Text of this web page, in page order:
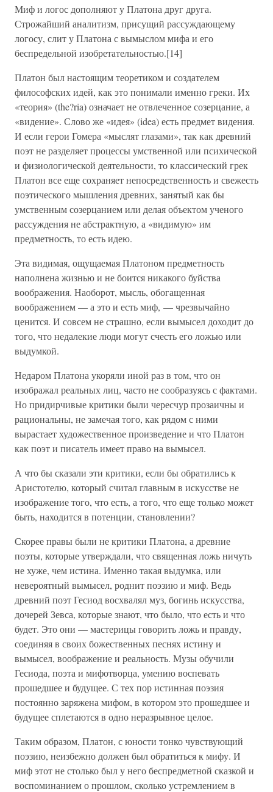
Миф и логос дополняют у Платона друг друга.
Строжайший аналитизм, присущий рассуждающему
логосу, слит у Платона с вымыслом мифа и его
беспредельной изобретательностью.[14]
Платон был настоящим теоретиком и создателем
философских идей, как это понимали именно греки. Их
«теория» (the?ria) означает не отвлеченное созерцание, а
«видение». Слово же «идея» (idea) есть предмет видения.
И если герои Гомера «мыслят глазами», так как древний
поэт не разделяет процессы умственной или психической
и физиологической деятельности, то классический грек
Платон все еще сохраняет непосредственность и свежесть
поэтического мышления древних, занятый как бы
умственным созерцанием или делая объектом ученого
рассуждения не абстрактную, а «видимую» им
предметность, то есть идею.
Эта видимая, ощущаемая Платоном предметность
наполнена жизнью и не боится никакого буйства
воображения. Наоборот, мысль, обогащенная
воображением — а это и есть миф, — чрезвычайно
ценится. И совсем не страшно, если вымысел доходит до
того, что недалекие люди могут счесть его ложью или
выдумкой.
Недаром Платона укоряли иной раз в том, что он
изображал реальных лиц, часто не сообразуясь с фактами.
Но придирчивые критики были чересчур прозаичны и
рациональны, не замечая того, как рядом с ними
вырастает художественное произведение и что Платон
как поэт и писатель имеет право на вымысел.
А что бы сказали эти критики, если бы обратились к
Аристотелю, который считал главным в искусстве не
изображение того, что есть, а того, что еще только может
быть, находится в потенции, становлении?
Скорее правы были не критики Платона, а древние
поэты, которые утверждали, что священная ложь ничуть
не хуже, чем истина. Именно такая выдумка, или
невероятный вымысел, роднит поэзию и миф. Ведь
древний поэт Гесиод восхвалял муз, богинь искусства,
дочерей Зевса, которые знают, что было, что есть и что
будет. Это они — мастерицы говорить ложь и правду,
соединяя в своих божественных песнях истину и
вымысел, воображение и реальность. Музы обучили
Гесиода, поэта и мифотворца, умению воспевать
прошедшее и будущее. С тех пор истинная поэзия
постоянно заряжена мифом, в котором это прошедшее и
будущее сплетаются в одно неразрывное целое.
Таким образом, Платон, с юности тонко чувствующий
поэзию, неизбежно должен был обратиться к мифу. И
миф этот не столько был у него беспредметной сказкой и
воспоминанием о прошлом, сколько устремлением в